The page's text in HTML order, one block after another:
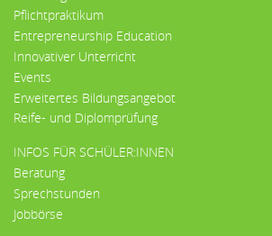
Pflichtpraktikum
Entrepreneurship Education
Innovativer Unterricht
Events
Erweitertes Bildungsangebot
Reife- und Diplomprüfung
INFOS FÜR SCHÜLER:INNEN
Beratung
Sprechstunden
Jobbörse